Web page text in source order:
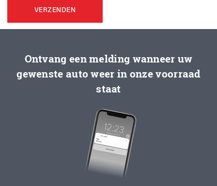
VERZENDEN
Ontvang een melding wanneer uw
gewenste auto weer in onze voorraad
staat